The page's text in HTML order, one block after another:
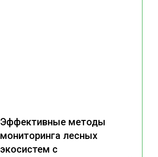
Эффективные методы
мониторинга лесных
экосистем с